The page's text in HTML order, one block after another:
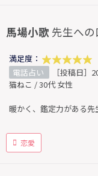
馬場小歌 先生への
満足度：
電話占い
［投稿日］
猫ねこ / 30代 女性
暖かく、鑑定力がある先
恋愛